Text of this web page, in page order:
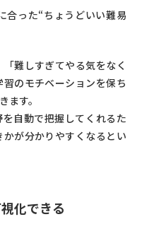
合った“ちょうどいい難易
難しすぎてやる気をなく
のモチベーションを保ち
ます。
自動で把握してくれるた
が分かりやすくなるとい
化できる